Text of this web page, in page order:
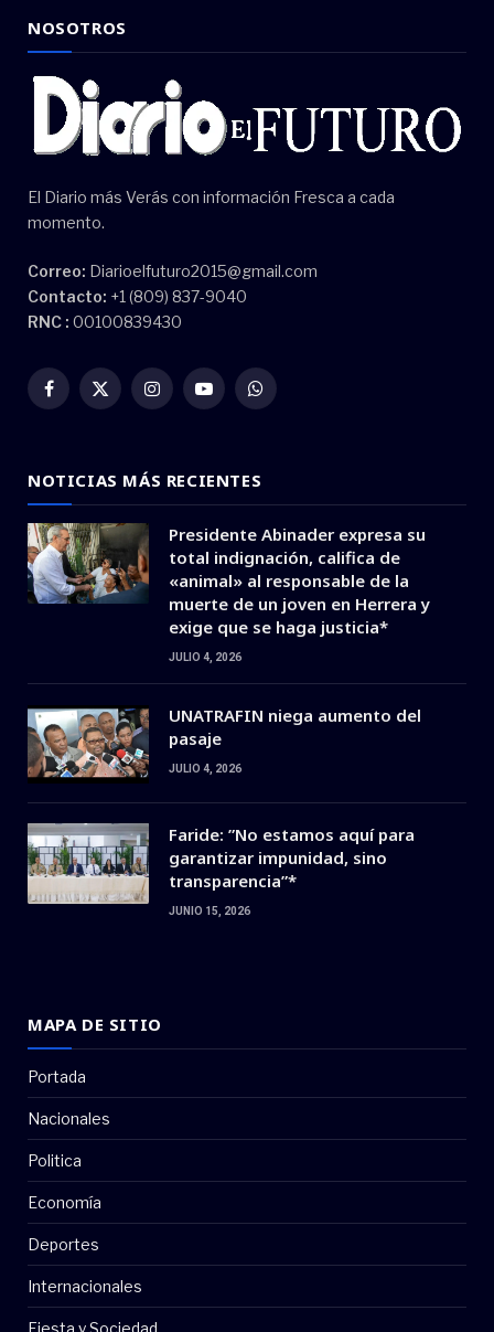
NOSOTROS
El Diario más Verás con información Fresca a cada
momento.
Correo: Diarioelfuturo2015@gmail.com
Contacto: +1 (809) 837-9040
RNC : 00100839430
Facebook
X
InstagramYouTubeWhatsApp
NOTICIAS MÁS RECIENTES
Presidente Abinader expresa su
total indignación, califica de
«animal» al responsable de la
muerte de un joven en Herrera y
exige que se haga justicia*
JULIO 4, 2026
UNATRAFIN niega aumento del
pasaje
JULIO 4, 2026
Faride: ”No estamos aquí para
garantizar impunidad, sino
transparencia”*
JUNIO 15, 2026
MAPA DE SITIO
Portada
Nacionales
Politica
Economía
Deportes
Internacionales
Fiesta y Sociedad